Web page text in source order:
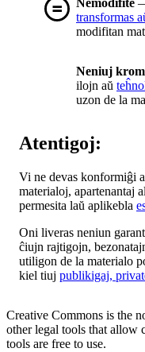
Nemodifite
transformas
modifitan
Neniuj
ilojn aŭ
uzon de la
Atentigoj:
Vi ne devas konformiĝi
materialoj, apartenantaj
permesita laŭ aplikebla
Oni liveras neniun
ĉiujn rajtigojn,
utiligon de la materialo
kiel tiuj publikigaj,
Creative Commons is the
other legal tools that allow
tools are free to use.